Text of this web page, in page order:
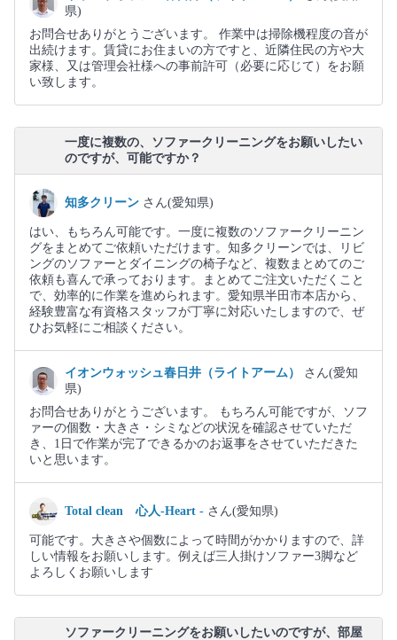
県)
お問合せありがとうございます。 作業中は掃除機程度の音が
出続けます。賃貸にお住まいの方ですと、近隣住民の方や大
家様、又は管理会社様への事前許可（必要に応じて）をお願
い致します。
一度に複数の、ソファークリーニングをお願いしたい
のですが、可能ですか？
知多クリーン さん(愛知県)
はい、もちろん可能です。一度に複数のソファークリーニン
グをまとめてご依頼いただけます。知多クリーンでは、リビ
ングのソファーとダイニングの椅子など、複数まとめてのご
依頼も喜んで承っております。まとめてご注文いただくこと
で、効率的に作業を進められます。愛知県半田市本店から、
経験豊富な有資格スタッフが丁寧に対応いたしますので、ぜ
ひお気軽にご相談ください。
イオンウォッシュ春日井（ライトアーム）
さん(愛知
県)
お問合せありがとうございます。 もちろん可能ですが、ソフ
ァーの個数・大きさ・シミなどの状況を確認させていただ
き、1日で作業が完了できるかのお返事をさせていただきた
いと思います。
Total clean 心人-Heart - さん(愛知県)
可能です。大きさや個数によって時間がかかりますので、詳
しい情報をお願いします。例えば三人掛けソファー3脚など
よろしくお願いします
ソファークリーニングをお願いしたいのですが、部屋